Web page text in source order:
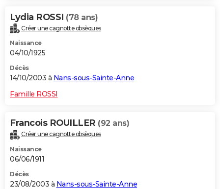
Lydia ROSSI (78 ans)
Créer une cagnotte obsèques
Naissance
04/10/1925
Décès
14/10/2003 à Nans-sous-Sainte-Anne
Famille ROSSI
Francois ROUILLER (92 ans)
Créer une cagnotte obsèques
Naissance
06/06/1911
Décès
23/08/2003 à Nans-sous-Sainte-Anne